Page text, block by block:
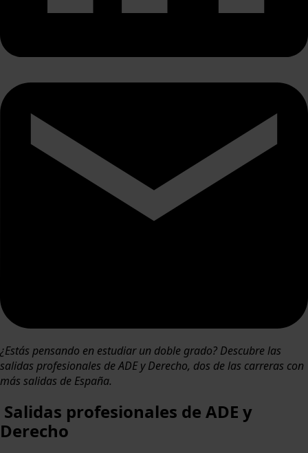
¿Estás pensando en estudiar un doble grado? Descubre las
salidas profesionales de ADE y Derecho, dos de las carreras con
más salidas de España.
Salidas profesionales de ADE y
Derecho